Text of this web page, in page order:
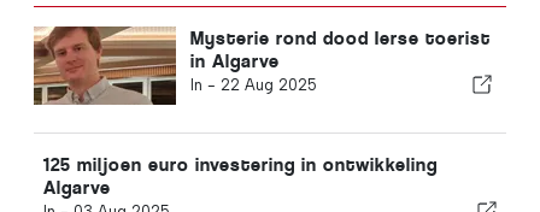
Mysterie rond dood Ierse toerist
in Algarve
In - 22 Aug 2025
125 miljoen euro investering in ontwikkeling
Algarve